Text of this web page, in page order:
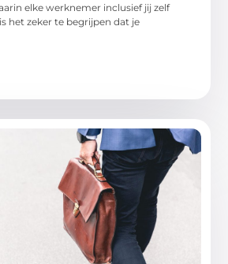
elke werknemer inclusief jij zelf
het zeker te begrijpen dat je